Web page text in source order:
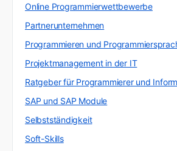
Online Programmierwettbewerbe
Partnerunternehmen
Programmieren und
Projektmanagement in der IT
Ratgeber für Programmierer und
SAP und SAP Module
Selbstständigkeit
Soft-Skills